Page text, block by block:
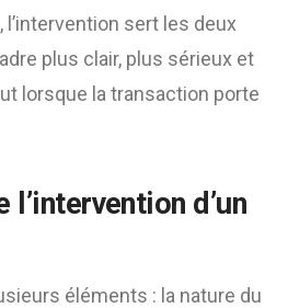
l’intervention sert les deux
plus clair, plus sérieux et
lorsque la transaction porte
d’un
éléments : la nature du